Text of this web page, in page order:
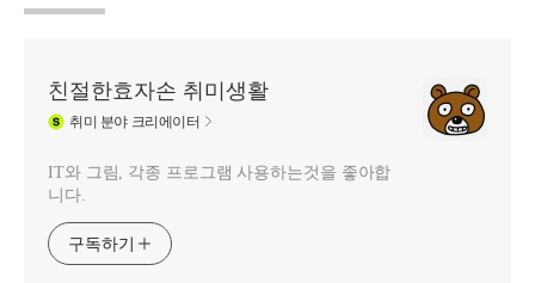
친절한효자손 취미생활
취미 분야 크리에이터
IT와 그림, 각종 프로그램 사용하는것을 좋아합
니다.
구독하기